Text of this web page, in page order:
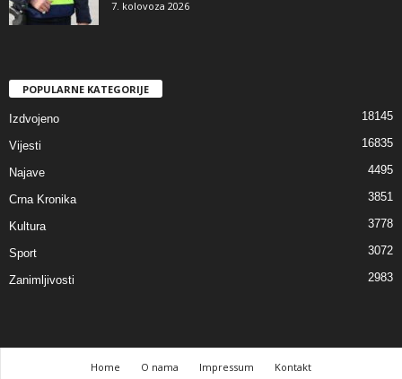
7. kolovoza 2026
POPULARNE KATEGORIJE
Izdvojeno 18145
Vijesti 16835
Najave 4495
Crna Kronika 3851
Kultura 3778
Sport 3072
Zanimljivosti 2983
Home O nama Impressum Kontakt